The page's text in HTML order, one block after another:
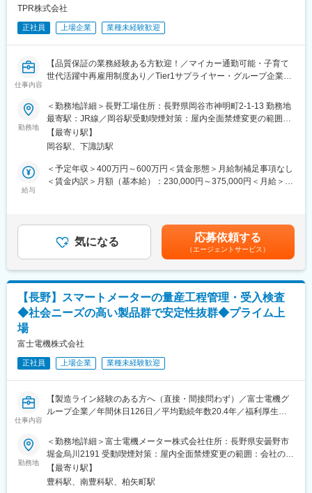
電子部品間の電流の流れ方を左右する部分です。生活に欠かせな
い身近な製品に使用されています。
■教育体制：
入社後は、OJT業務になりますのでご安心して働けます。（半年
～1年）
若手社員が多く、コミュニケーションも取りやすく、質問しやす
で連携を取りながら業務を行っています
■組織構成：
こちらの配属先は、43名で構成されております。【主任3名 係
平均28歳と若手の方が活躍している環境になります。また、メン
バークラスはすべて未経験の方からのスタートですので、未経験
・年功序列ではなく活躍の度合いに応じた評価制度有
・休暇制度など、社員が健やかに活躍できるような形に整備され
ています。
・基本的には土日祝休になります。（年に3回ほど土日出勤がござ
います）
■当社について：
当社はスマートフォン・自動車・PC・ゲーム機器・産業用ロボッ
部品にめっき加工を行っております。当社の強みは、めっき技術
の開発力と加工設備の内製化によって実現する「高品質」と【確
実な納期管理」にあります。これを徹底することで、高い顧客満
足を実現しています。
変更の範囲：会社の定める業務
TPR株式会社
正社員 上場企業 業種未経験歓迎
仕事内容
【品質保証の業務経験ある方歓迎！／マイカー通勤可能・子育て
世代活躍中再雇用制度あり／Tier1サプライヤー・グループ企業数
■業務概要：
当社は既存のパワートレイン分野だけでなく、事業の多角化を積
極的に推進し、様々な製品を世の中に提供しております。今回当
社の品質保証部でご活躍頂ける方を募集してます。
パワートレイン分野・フロンティア分野とTPRグループ全体の品
質保証・管理を行っています。
22名（管理職：6名、組合員：18名）
若手社員～ベテラン社員がいるため、どんな世代の方も馴染みや
すい環境です。また、近年は中途入社の社員も活躍しています！
当社の主力製品は、“クルマの心臓部”であるエンジンの根幹を支え
る重要な部品です。よりよい地球環境やクルマ社会を目指し、私
たちは各部品の技術課題に応える優れた製品を供給し続けていま
新しい柱となる事業を育成するため、成長分野であるナノ素材事
■当社について：
同社主力製品は、エンジンを支える重要部品を販売しておりま
界シェア1位と国内では全自動車メーカーと取引がある独立系自動
車部品メーカーです。
当社の強みであるパワートレイン事業だけでなく他分野の業務拡
大も進めており、2040年には注力事業で売上高500億円とするた
勤務地
＜勤務地詳細＞長野工場住所：長野県岡谷市神明町2-1-13 勤務地
最寄駅：JR線／岡谷駅受動喫煙対策：屋内全面禁煙変更の範囲：
会社の定める事業所
【最寄り駅】
岡谷駅、下諏訪駅
給与
＜予定年収＞400万円～600万円＜賃金形態＞月給制補足事項なし
＜賃金内訳＞月額（基本給）：230,000円～375,000円＜月給＞
の金額であり、選考を通じて上下する可能性があります。月給(月
額)は固定手当を含めた表記です。
気になる 応募依頼する
（エージェントサービス）
【長野】スマートメーターの量産工程管理・受入検査
◆社会ニーズの高い製品群で安定性抜群◆プライム上
場
富士電機株式会社
正社員 上場企業 業種未経験歓迎
仕事内容
【製造ライン経験のある方へ（直接・間接問わず）／富士電機グ
ループ企業／年間休日126日／平均勤続年数20.4年／福利厚生や
■業務内容
スマートメーターの量産工程管理および部品受入検査をお任せし
ます。
※富士電機メーター株式会社への在籍出向となります。
勤務地
＜勤務地詳細＞富士電機メーター株式会社住所：長野県安曇野市
堀金烏川2191 受動喫煙対策：屋内全面禁煙変更の範囲：会社の定
める事業所
【最寄り駅】
豊科駅、南豊科駅、柏矢町駅